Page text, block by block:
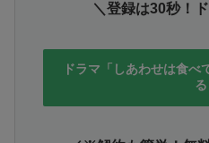
＼登録は30秒！
ドラマ「しあわせは食べ
る